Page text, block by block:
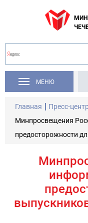
МЕНЮ
Главная Пресс-центр
Минпросвещения
предосторожности